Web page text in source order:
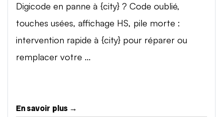
Digicode en panne à {city} ? Code oublié,
touches usées, affichage HS, pile morte :
intervention rapide à {city} pour réparer ou
remplacer votre ...
En savoir plus →